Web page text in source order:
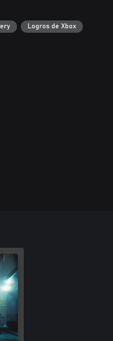
Logros de Xbox